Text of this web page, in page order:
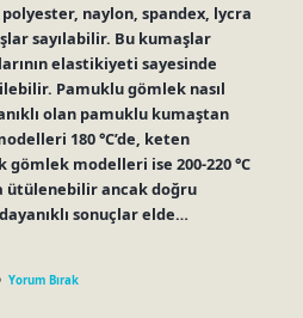
naylon, spandex, lycra
sayılabilir. Bu kumaşlar
elastikiyeti sayesinde
Pamuklu gömlek nasıl
olan pamuklu kumaştan
180 °C’de, keten
modelleri ise 200-220 °C
ütülenebilir ancak doğru
sonuçlar elde…
Yorum Bırak